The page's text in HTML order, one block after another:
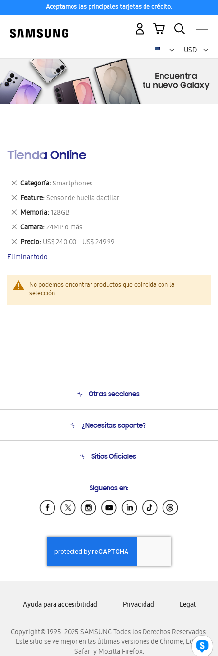
Aceptamos las principales tarjetas de crédito.
USD -
dólar
Mi carrito
Tienda Online
No podemos encontrar productos que coincida con la
selección.
Categoría Smartphones
Eliminar
este
artículo
Feature Sensor de huella dactilar
Eliminar
este
artículo
Memoria 128GB
Eliminar
este
artículo
Camara 24MP o más
Eliminar
este
artículo
Precio US$ 240.00 - US$ 249.99
Eliminar
este
artículo
Eliminar todo
Otras secciones
Soporte
Condiciones de Compra
¿Necesitas soporte?
Soporte vía eMail
Sitios Oficiales
Samsung Ecuador
Samsung El Salvador
Samsung Honduras
Samsung Nicaragua
Samsung Panamá
Samsung Venezuela
Síguenos en:
Copyright© 1995-2025 SAMSUNG Todos los Derechos Reservados.
Este sitio se ve mejor en las últimas versiones de Chrome, Edge,
Safari y Mozilla Firefox.
Ayuda para accesibilidad Privacidad Legal